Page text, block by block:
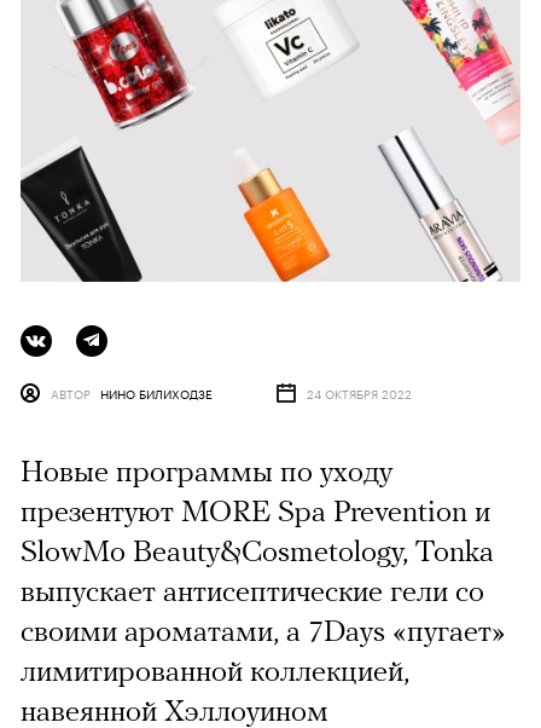
АВТОР НИНО БИЛИХОДЗЕ 24 ОКТЯБРЯ 2022
Новые программы по уходу
презентуют MORE Spa Prevention и
SlowMo Beauty&Cosmetology, Tonka
выпускает антисептические гели со
своими ароматами, а 7Days «пугает»
лимитированной коллекцией,
навеянной Хэллоуином